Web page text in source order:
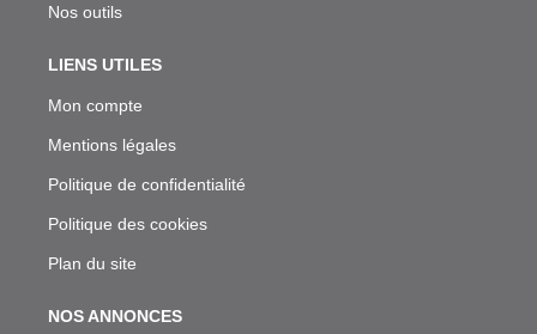
Nos outils
LIENS UTILES
Mon compte
Mentions légales
Politique de confidentialité
Politique des cookies
Plan du site
NOS ANNONCES